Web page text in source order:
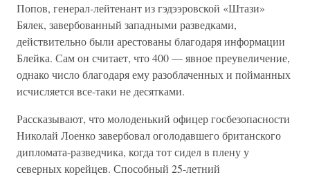
Попов, генерал-лейтенант из гэдээровской «Штази»
Бялек, завербованный западными разведками,
действительно были арестованы благодаря информации
Блейка. Сам он считает, что 400 — явное преувеличение,
однако число благодаря ему разоблаченных и пойманных
исчисляется все-таки не десятками.
Рассказывают, что молоденький офицер госбезопасности
Николай Лоенко завербовал оголодавшего британского
дипломата-разведчика, когда тот сидел в плену у
северных корейцев. Способный 25-летний